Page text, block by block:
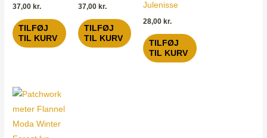
37,00 kr.
TILFØJ
TIL KURV
37,00 kr.
TILFØJ
TIL KURV
Julenisse
28,00 kr.
TILFØJ
TIL KURV